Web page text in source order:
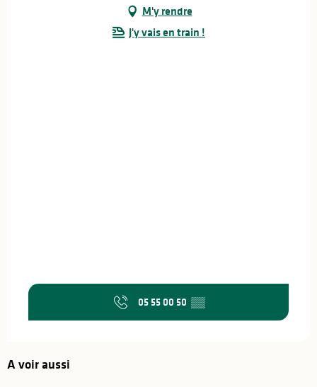
M'y rendre
J'y vais en train !
05 55 00 50 ▒▒
A voir aussi